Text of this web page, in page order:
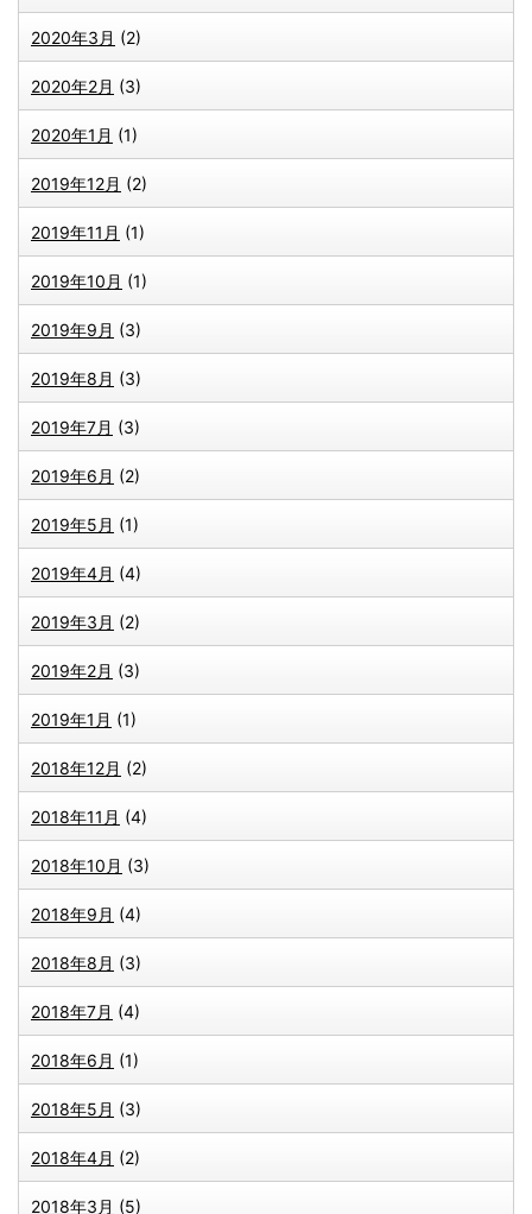
2020年3月 (2)
2020年2月 (3)
2020年1月 (1)
2019年12月 (2)
2019年11月 (1)
2019年10月 (1)
2019年9月 (3)
2019年8月 (3)
2019年7月 (3)
2019年6月 (2)
2019年5月 (1)
2019年4月 (4)
2019年3月 (2)
2019年2月 (3)
2019年1月 (1)
2018年12月 (2)
2018年11月 (4)
2018年10月 (3)
2018年9月 (4)
2018年8月 (3)
2018年7月 (4)
2018年6月 (1)
2018年5月 (3)
2018年4月 (2)
2018年3月 (5)